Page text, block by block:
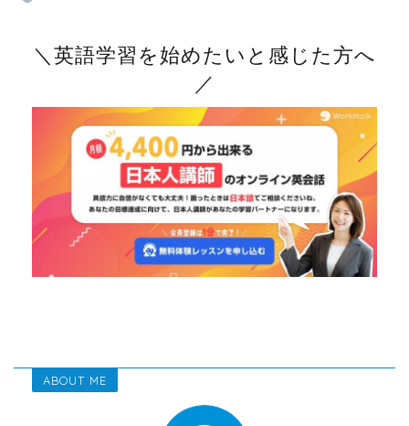
＼英語学習を始めたいと感じた方へ
／
ABOUT ME